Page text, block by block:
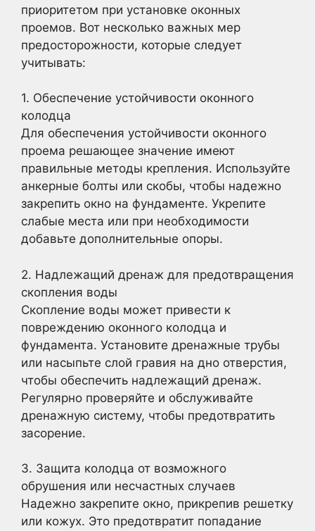
приоритетом при установке оконных
проемов. Вот несколько важных мер
предосторожности, которые следует
учитывать:
1. Обеспечение устойчивости оконного
колодца
Для обеспечения устойчивости оконного
проема решающее значение имеют
правильные методы крепления. Используйте
анкерные болты или скобы, чтобы надежно
закрепить окно на фундаменте. Укрепите
слабые места или при необходимости
добавьте дополнительные опоры.
2. Надлежащий дренаж для предотвращения
скопления воды
Скопление воды может привести к
повреждению оконного колодца и
фундамента. Установите дренажные трубы
или насыпьте слой гравия на дно отверстия,
чтобы обеспечить надлежащий дренаж.
Регулярно проверяйте и обслуживайте
дренажную систему, чтобы предотвратить
засорение.
3. Защита колодца от возможного
обрушения или несчастных случаев
Надежно закрепите окно, прикрепив решетку
или кожух. Это предотвратит попадание